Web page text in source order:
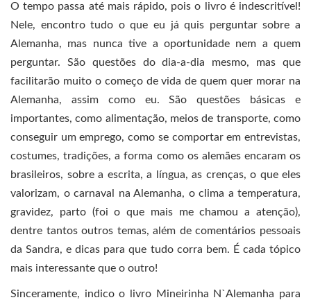
O tempo passa até mais rápido, pois o livro é indescritível!
Nele, encontro tudo o que eu já quis perguntar sobre a
Alemanha, mas nunca tive a oportunidade nem a quem
perguntar. São questões do dia-a-dia mesmo, mas que
facilitarão muito o começo de vida de quem quer morar na
Alemanha, assim como eu. São questões básicas e
importantes, como alimentação, meios de transporte, como
conseguir um emprego, como se comportar em entrevistas,
costumes, tradições, a forma como os alemães encaram os
brasileiros, sobre a escrita, a língua, as crenças, o que eles
valorizam, o carnaval na Alemanha, o clima a temperatura,
gravidez, parto (foi o que mais me chamou a atenção),
dentre tantos outros temas, além de comentários pessoais
da Sandra, e dicas para que tudo corra bem. É cada tópico
mais interessante que o outro!
Sinceramente, indico o livro Mineirinha N`Alemanha para